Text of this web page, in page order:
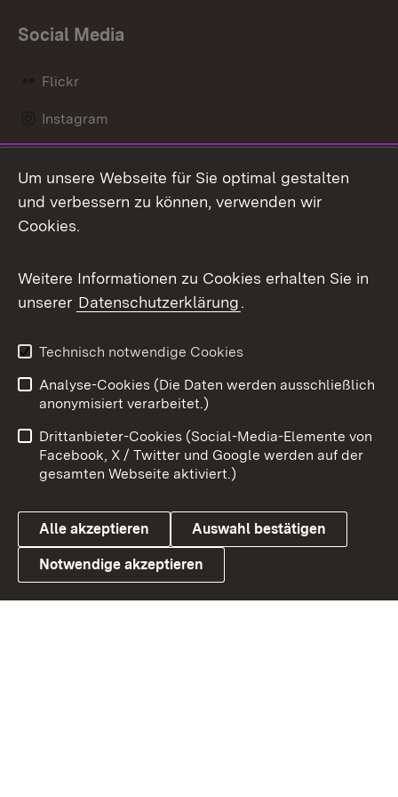
Social Media
Flickr
Instagram
Mastodon
Messenger
Social Wall
X / Twitter
Youtube
Link zum Landesportal
Benutzungshinweise
Barrierefreiheit
Datenschutz
Cookies
Um unsere Webseite für Sie optimal gestalten
und verbessern zu können, verwenden wir
Cookies.
Weitere Informationen zu Cookies erhalten Sie in
unserer Datenschutzerklärung.
Technisch notwendige Cookies
Analyse-Cookies (Die Daten werden ausschließlich
anonymisiert verarbeitet.)
Drittanbieter-Cookies (Social-Media-Elemente von
Facebook, X / Twitter und Google werden auf der
gesamten Webseite aktiviert.)
Alle akzeptieren Auswahl bestätigen
Notwendige akzeptieren